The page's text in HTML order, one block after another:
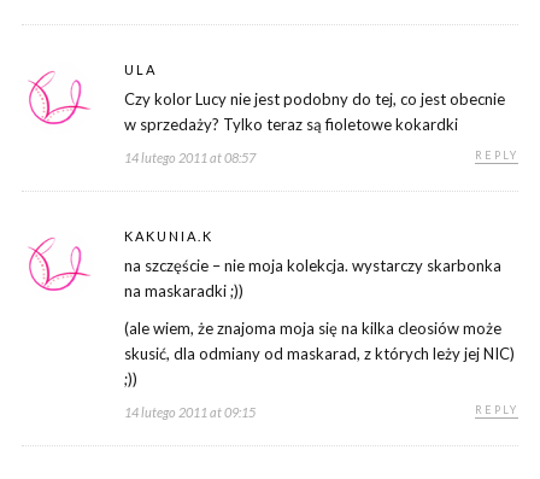
ULA
Czy kolor Lucy nie jest podobny do tej, co jest obecnie
w sprzedaży? Tylko teraz są fioletowe kokardki
14 lutego 2011 at 08:57 REPLY
KAKUNIA.K
na szczęście – nie moja kolekcja. wystarczy skarbonka
na maskaradki ;))
(ale wiem, że znajoma moja się na kilka cleosiów może
skusić, dla odmiany od maskarad, z których leży jej NIC)
;))
14 lutego 2011 at 09:15 REPLY